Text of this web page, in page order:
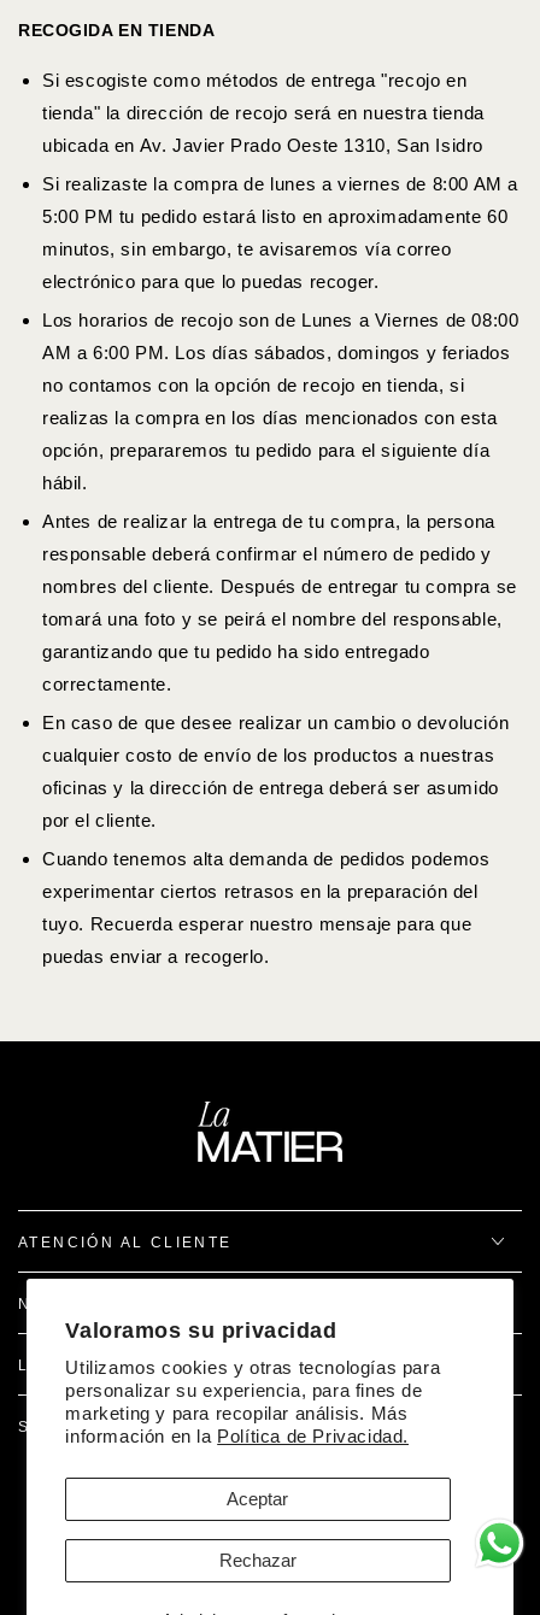
Valoramos su privacidad
Utilizamos cookies y otras tecnologías para
personalizar su experiencia, para fines de
marketing y para recopilar análisis. Más
información en la Política de Privacidad.
Aceptar
Rechazar
RECOGIDA EN TIENDA
Si escogiste como métodos de entrega "recojo en
tienda" la dirección de recojo será en nuestra tienda
ubicada en Av. Javier Prado Oeste 1310, San Isidro
Si realizaste la compra de lunes a viernes de 8:00 AM a
5:00 PM tu pedido estará listo en aproximadamente 60
minutos, sin embargo, te avisaremos vía correo
electrónico para que lo puedas recoger.
Los horarios de recojo son de Lunes a Viernes de 08:00
AM a 6:00 PM. Los días sábados, domingos y feriados
no contamos con la opción de recojo en tienda, si
realizas la compra en los días mencionados con esta
opción, prepararemos tu pedido para el siguiente día
hábil.
Antes de realizar la entrega de tu compra, la persona
responsable deberá confirmar el número de pedido y
nombres del cliente. Después de entregar tu compra se
tomará una foto y se peirá el nombre del responsable,
garantizando que tu pedido ha sido entregado
correctamente.
En caso de que desee realizar un cambio o devolución
cualquier costo de envío de los productos a nuestras
oficinas y la dirección de entrega deberá ser asumido
por el cliente.
Cuando tenemos alta demanda de pedidos podemos
experimentar ciertos retrasos en la preparación del
tuyo. Recuerda esperar nuestro mensaje para que
puedas enviar a recogerlo.
ATENCIÓN AL CLIENTE
NOSOTROS
LEGAL
SÍGUENOS EN REDES
FacebookPinterest
Desarrollado por Doer